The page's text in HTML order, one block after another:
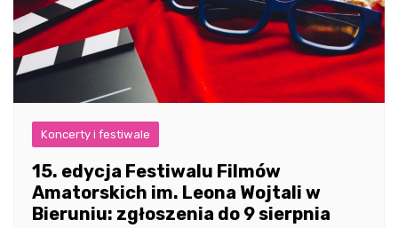
Koncerty i festiwale
15. edycja Festiwalu Filmów
Amatorskich im. Leona Wojtali w
Bieruniu: zgłoszenia do 9 sierpnia